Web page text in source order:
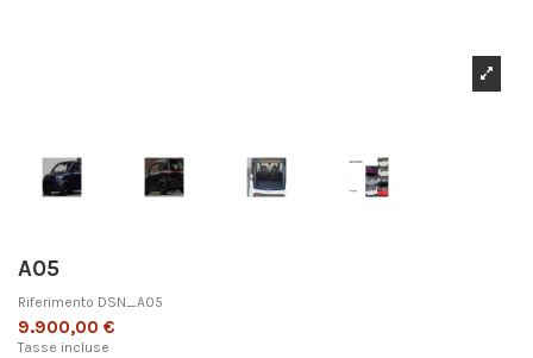
A05
Riferimento DSN_A05
9.900,00 €
Tasse incluse